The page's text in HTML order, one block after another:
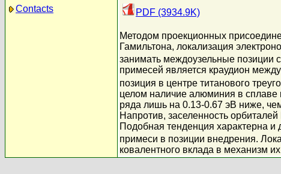
Contacts
PDF (3934.9K)
Методом проекционных
Гамильтона, локализация
занимать междоузельные позиции
примесей является краудион
позиция в центре титанового
целом наличие алюминия в
ряда лишь на 0.13-0.67 эВ ниже,
Напротив, заселенность
Подобная тенденция характерна и
примеси в позиции внедрения.
ковалентного вклада в механизм